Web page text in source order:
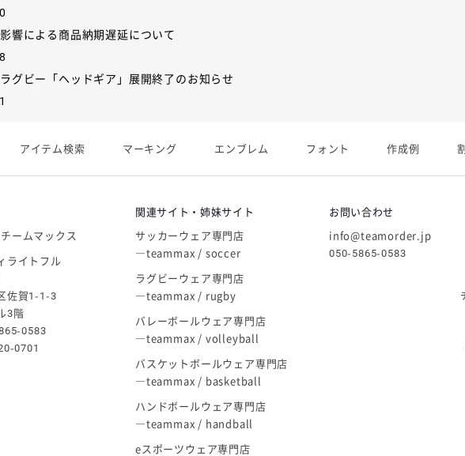
響による商品納期遅延について
ラグビー「ヘッドギア」展開終了のお知らせ
ィーク休業のお知らせ
アイテム検索 マーキング エンブレム フォント 作成例
ームマックス
ライトフル
佐賀1-1-3
3階
0583
0701
関連サイト・姉妹サイト
サッカーウェア専門店
―teammax / soccer
ラグビーウェア専門店
―teammax / rugby
バレーボールウェア専門店
―teammax / volleyball
バスケットボールウェア専門店
―teammax / basketball
ハンドボールウェア専門店
―teammax / handball
eスポーツウェア専門店
お問い合わせ
info@teamorder.jp
050-5865-0583